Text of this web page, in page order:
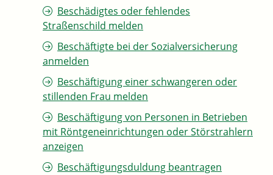
Beschädigtes oder fehlendes
Straßenschild melden
Beschäftigte bei der Sozialversicherung
anmelden
Beschäftigung einer schwangeren oder
stillenden Frau melden
Beschäftigung von Personen in Betrieben
mit Röntgeneinrichtungen oder Störstrahlern
anzeigen
Beschäftigungsduldung beantragen